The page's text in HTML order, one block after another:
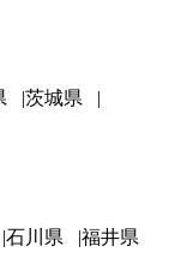
茨城県
石川県 福井県